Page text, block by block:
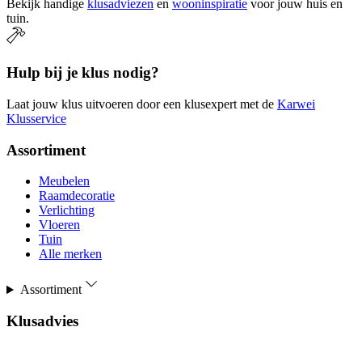
Bekijk handige klusadviezen en wooninspiratie voor jouw huis en
tuin.
Hulp bij je klus nodig?
Laat jouw klus uitvoeren door een klusexpert met de Karwei
Klusservice
Assortiment
Meubelen
Raamdecoratie
Verlichting
Vloeren
Tuin
Alle merken
Assortiment
Klusadvies